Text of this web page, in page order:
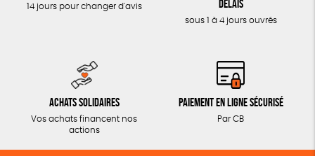
14 jours pour changer d'avis
délais
sous 1 à 4 jours ouvrés
Achats solidaires
Vos achats financent nos
actions
Paiement en ligne sécurisé
Par CB